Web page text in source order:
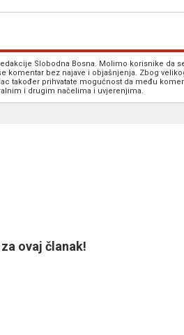
Slobodna Bosna. Molimo korisnike da
komentar bez najave i objašnjenja. Zbog
također prihvatate mogućnost da među
i drugim načelima i uvjerenjima.
ovaj članak!